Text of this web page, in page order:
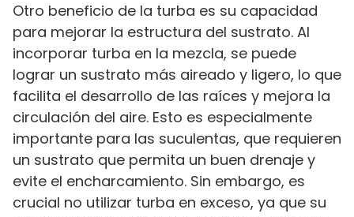
Otro beneficio de la turba es su capacidad
para mejorar la estructura del sustrato. Al
incorporar turba en la mezcla, se puede
lograr un sustrato más aireado y ligero, lo que
facilita el desarrollo de las raíces y mejora la
circulación del aire. Esto es especialmente
importante para las suculentas, que requieren
un sustrato que permita un buen drenaje y
evite el encharcamiento. Sin embargo, es
crucial no utilizar turba en exceso, ya que su